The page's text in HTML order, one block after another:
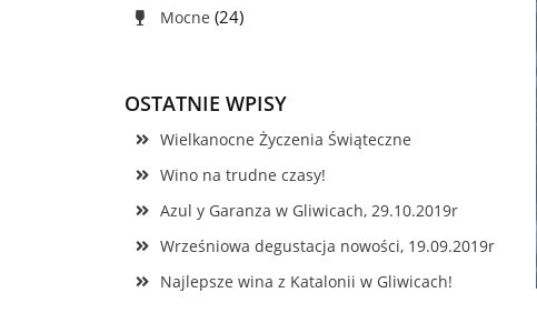
Mocne (24)
OSTATNIE WPISY
Wielkanocne Życzenia Świąteczne
Wino na trudne czasy!
Azul y Garanza w Gliwicach, 29.10.2019r
Wrześniowa degustacja nowości, 19.09.2019r
Najlepsze wina z Katalonii w Gliwicach!